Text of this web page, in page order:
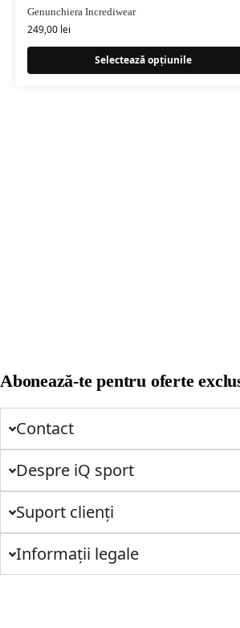
Genunchiera Incrediwear
249,00 lei
Selectează opțiunile
Abonează-te pentru oferte
Contact
Despre iQ sport
Suport clienți
Informații legale